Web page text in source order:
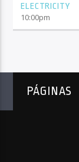
ELECTRICITY
10:00pm
PÁGINAS